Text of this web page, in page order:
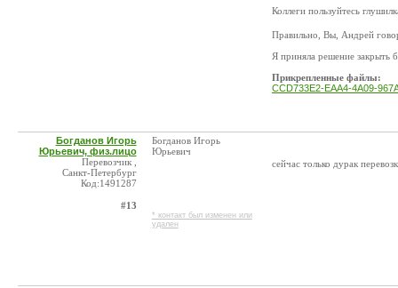
Коллеги пользуйтесь
Правильно, Вы, Андрей
Я приняла решение закрыть
Прикрепленные файлы:
CCD733E2-EAA4-4A09-
Богданов Игорь
Юрьевич, физ.лицо
Перевозчик ,
Санкт-Петербург
Код:1491287
#13
Богданов Игорь
Юрьевич
* контакт был изменен или
удален
сейчас только дурак